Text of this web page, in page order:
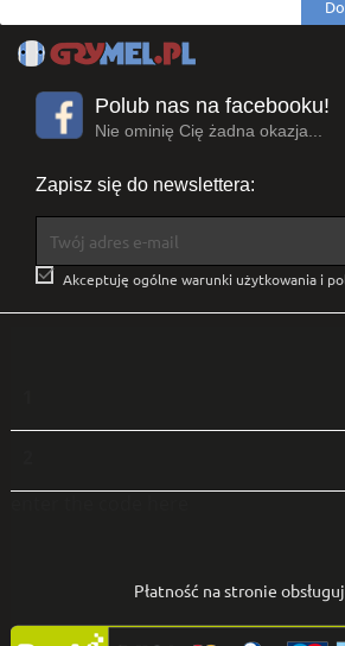
Polub nas na facebooku!
Nie ominię Cię żadna okazja...
Zapisz się do newslettera:
 Akceptuję ogólne warunki użytkowania i
Płatność na stronie